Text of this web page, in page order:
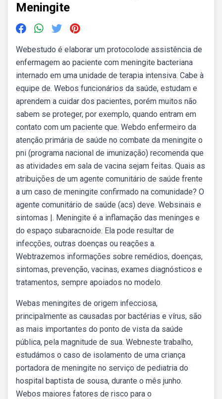
Meningite
Webestudo é elaborar um protocolode assistência de
enfermagem ao paciente com meningite bacteriana
internado em uma unidade de terapia intensiva. Cabe à
equipe de. Webos funcionários da saúde, estudam e
aprendem a cuidar dos pacientes, porém muitos não
sabem se proteger, por exemplo, quando entram em
contato com um paciente que. Webdo enfermeiro da
atenção primária de saúde no combate da meningite o
pni (programa nacional de imunização) recomenda que
as atividades em sala de vacina sejam feitas. Quais as
atribuições de um agente comunitário de saúde frente
a um caso de meningite confirmado na comunidade? O
agente comunitário de saúde (acs) deve. Websinais e
sintomas |. Meningite é a inflamação das meninges e
do espaço subaracnoide. Ela pode resultar de
infecções, outras doenças ou reações a.
Webtrazemos informações sobre remédios, doenças,
sintomas, prevenção, vacinas, exames diagnósticos e
tratamentos, sempre apoiados no modelo.
Webas meningites de origem infecciosa,
principalmente as causadas por bactérias e vírus, são
as mais importantes do ponto de vista da saúde
pública, pela magnitude de sua. Webneste trabalho,
estudámos o caso de isolamento de uma criança
portadora de meningite no serviço de pediatria do
hospital baptista de sousa, durante o mês junho.
Webos maiores fatores de risco para o